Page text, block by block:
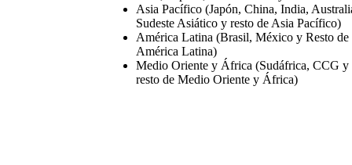
Asia Pacífico (Japón, China, India,
Sudeste Asiático y resto de Asia Pacífico)
América Latina (Brasil, México y Resto de
América Latina)
Medio Oriente y África (Sudáfrica, CCG y
resto de Medio Oriente y África)